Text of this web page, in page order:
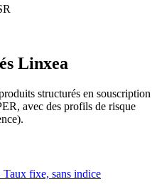
Linxea
structurés en souscription
avec des profils de risque
Taux fixe, sans indice